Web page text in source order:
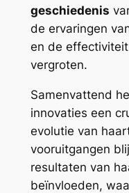
geschiedenis
de ervaringen
en de
vergroten.
Samenvattend
innovaties een
evolutie van
vooruitgangen
resultaten van
beïnvloeden,